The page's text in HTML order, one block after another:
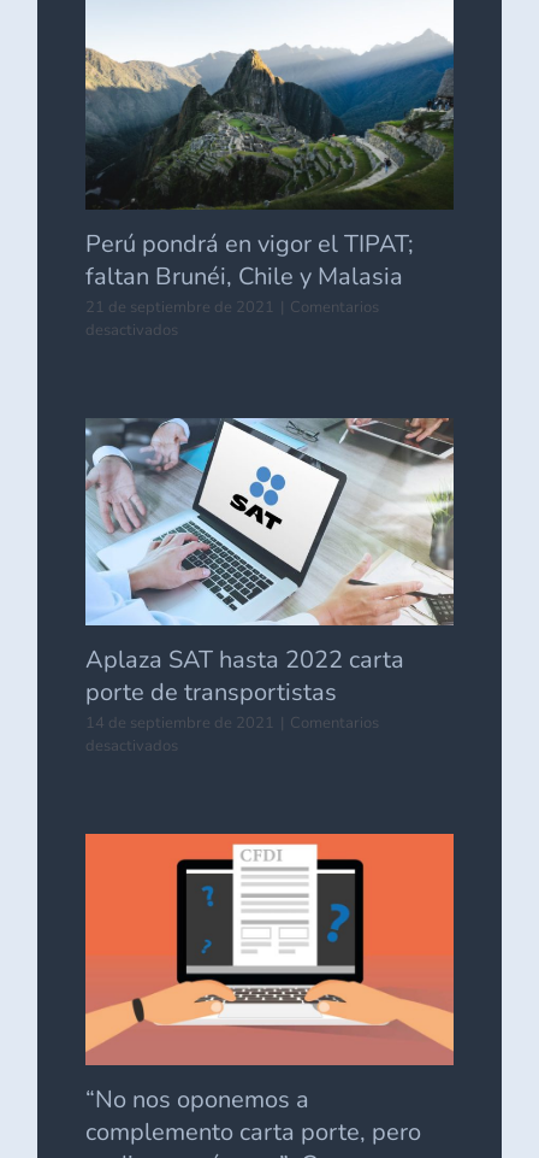
operadores
afecta
comercio
México-
EU
Perú pondrá en vigor el TIPAT;
faltan Brunéi, Chile y Malasia
21 de septiembre de 2021 | Comentarios
desactivados
vigor
el
TIPAT;
faltan
Brunéi,
Chile
y
Malasia
Aplaza SAT hasta 2022 carta
porte de transportistas
14 de septiembre de 2021 | Comentarios
desactivados
2022
carta
porte
transportistas
“No nos oponemos a
complemento carta porte, pero